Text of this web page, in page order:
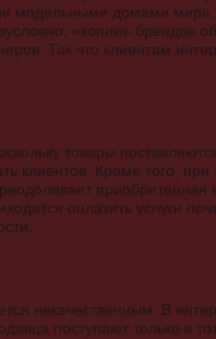
модельными домами
«копии» брендов
Так что клиентам
товары
клиентов. Кроме того, при
оплатить услуги
некачественным. В
поступают только в